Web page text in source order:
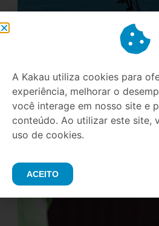
E-bikes no Brasil: Um
cresce 50% ao ano e
para essa revolução
A Kakau utiliza cookies para
experiência, melhorar o
você interage em nosso site e
conteúdo. Ao utilizar este site,
uso de cookies.
ACEITO